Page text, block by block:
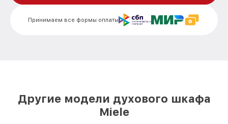
от 500₽
Принимаем все формы оплаты
Другие модели духового шкафа
Miele